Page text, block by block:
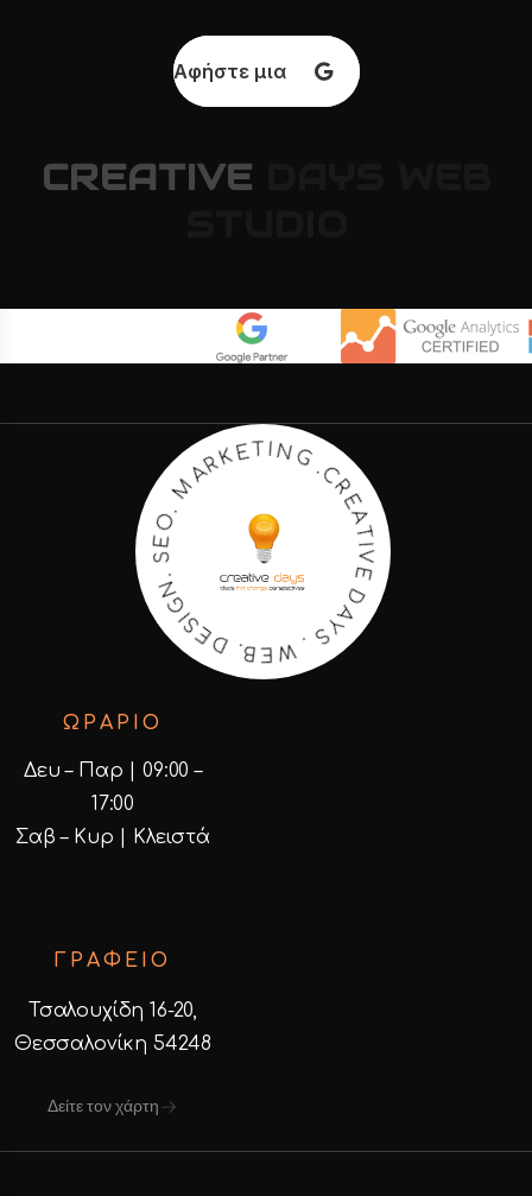
Αφήστε μια κριτική
CREATIVE
CRE AT
I VE
D
A
Y
S
.
W
E
B
.
D
E
S
I
G
N
.
S
E
O
.
M
A
R
K
E
T
I
NG.
ΩΡΑΡΙΟ
Δευ – Παρ | 09:00 –
17:00
Σαβ – Κυρ | Κλειστά
ΓΡΑΦΕΙΟ
Τσαλουχίδη 16-20,
Θεσσαλονίκη 54248
Δείτε τον χάρτη